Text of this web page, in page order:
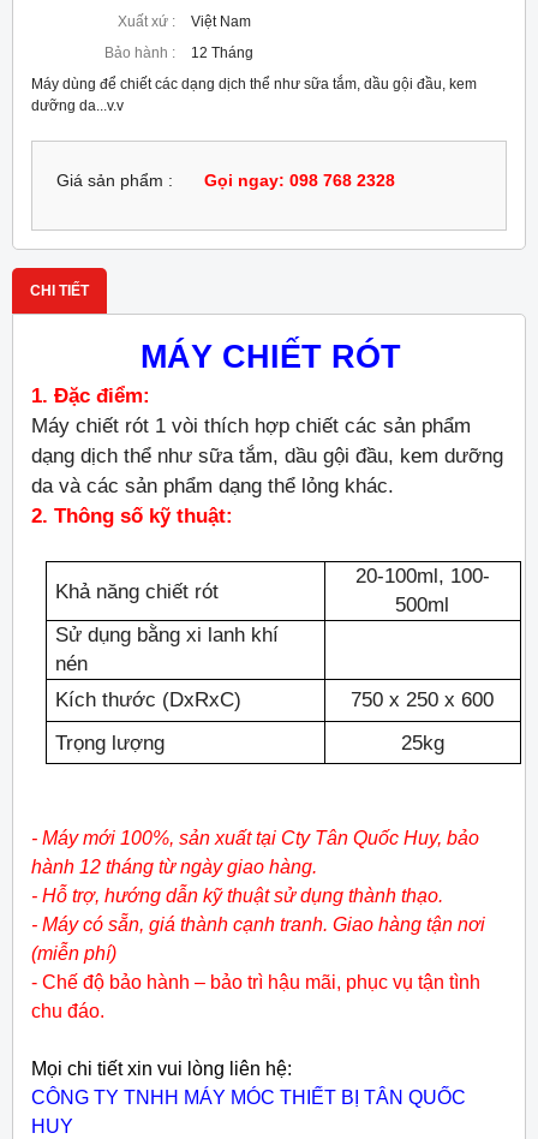
Xuất xứ :
Việt Nam
Bảo hành :
12 Tháng
Máy dùng để chiết các dạng dịch thể như sữa tắm, dầu gội đầu, kem
dưỡng da...v.v
Giá sản phẩm : Gọi ngay: 098 768 2328
CHI TIẾT
MÁY CHIẾT RÓT
1. Đặc điểm:
Máy chiết rót 1 vòi thích hợp chiết các sản phẩm
dạng dịch thể như sữa tắm, dầu gội đầu, kem dưỡng
da và các sản phẩm dạng thể lỏng khác.
2. Thông số kỹ thuật:
Khả năng chiết rót
20-100ml, 100-
500ml
Sử dụng bằng xi lanh khí
nén
Kích thước (DxRxC)
750 x 250 x 600
Trọng lượng 25kg
- Máy mới 100%, sản xuất tại Cty Tân Quốc Huy, bảo
hành 12 tháng từ ngày giao hàng.
- Hỗ trợ, hướng dẫn kỹ thuật sử dụng thành thạo.
- Máy có sẵn, giá thành cạnh tranh. Giao hàng tận nơi
(miễn phí)
- Chế độ bảo hành – bảo trì hậu mãi, phục vụ tận tình
chu đáo.
Mọi chi tiết xin vui lòng liên hệ:
CÔNG TY TNHH MÁY MÓC THIẾT BỊ TÂN QUỐC
HUY